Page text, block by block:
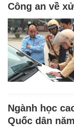
Công an về
Ngành học
Quốc dân